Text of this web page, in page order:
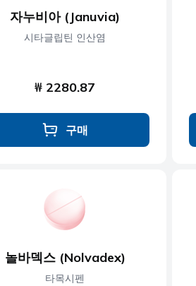
자누비아 (Januvia)
시타글립틴 인산염
₩ 2280.87
구매
놀바덱스 (Nolvadex)
타목시펜